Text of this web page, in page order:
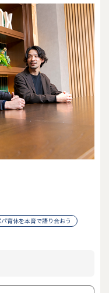
パ育休を本音で語り合おう